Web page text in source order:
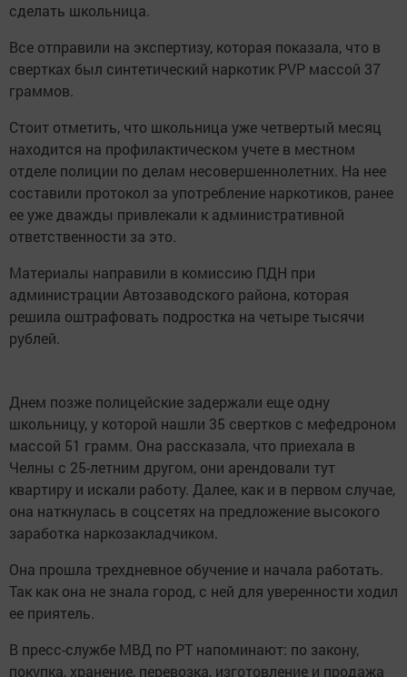
сделать школьница.
Все отправили на экспертизу, которая показала, что в
свертках был синтетический наркотик PVP массой 37
граммов.
Стоит отметить, что школьница уже четвертый месяц
находится на профилактическом учете в местном
отделе полиции по делам несовершеннолетних. На нее
составили протокол за употребление наркотиков, ранее
ее уже дважды привлекали к административной
ответственности за это.
Материалы направили в комиссию ПДН при
администрации Автозаводского района, которая
решила оштрафовать подростка на четыре тысячи
рублей.
Днем позже полицейские задержали еще одну
школьницу, у которой нашли 35 свертков с мефедроном
массой 51 грамм. Она рассказала, что приехала в
Челны с 25-летним другом, они арендовали тут
квартиру и искали работу. Далее, как и в первом случае,
она наткнулась в соцсетях на предложение высокого
заработка наркозакладчиком.
Она прошла трехдневное обучение и начала работать.
Так как она не знала город, с ней для уверенности ходил
ее приятель.
В пресс-службе МВД по РТ напоминают: по закону,
покупка, хранение, перевозка, изготовление и продажа